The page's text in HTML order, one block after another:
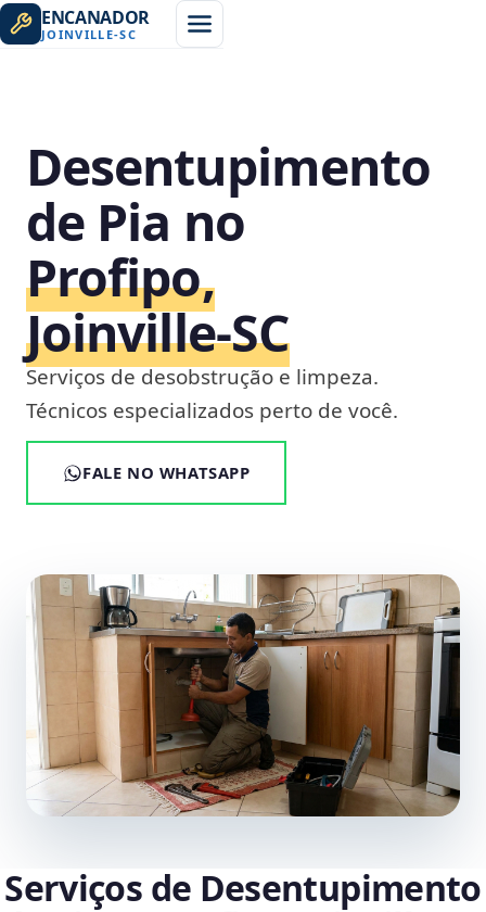
ENCANADOR
JOINVILLE-SC
Desentupimento
de Pia no
Profipo,
Joinville‑SC
Serviços de desobstrução e limpeza.
Técnicos especializados perto de você.
FALE NO WHATSAPP
Serviços de Desentupimento